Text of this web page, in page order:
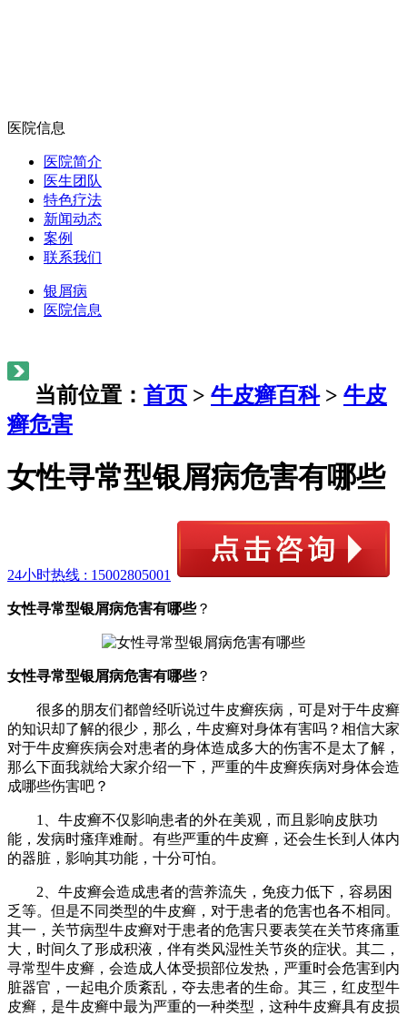
医院信息
医院简介
医生团队
特色疗法
新闻动态
案例
联系我们
银屑病
医院信息
当前位置： 首页 > 牛皮癣百科> 牛皮
癣危害
女性寻常型银屑病危害有哪些
24小时热线 : 15002805001
女性寻常型银屑病危害有哪些？
女性寻常型银屑病危害有哪些？
很多的朋友们都曾经听说过牛皮癣疾病，可是对于牛皮癣
的知识却了解的很少，那么，牛皮癣对身体有害吗？相信大家
对于牛皮癣疾病会对患者的身体造成多大的伤害不是太了解，
那么下面我就给大家介绍一下，严重的牛皮癣疾病对身体会造
成哪些伤害吧？
1、牛皮癣不仅影响患者的外在美观，而且影响皮肤功
能，发病时瘙痒难耐。有些严重的牛皮癣，还会生长到人体内
的器脏，影响其功能，十分可怕。
2、牛皮癣会造成患者的营养流失，免疫力低下，容易困
乏等。但是不同类型的牛皮癣，对于患者的危害也各不相同。
其一，关节病型牛皮癣对于患者的危害只要表笑在关节疼痛重
大，时间久了形成积液，伴有类风湿性关节炎的症状。其二，
寻常型牛皮癣，会造成人体受损部位发热，严重时会危害到内
脏器官，一起电介质紊乱，夺去患者的生命。其三，红皮型牛
皮癣，是牛皮癣中最为严重的一种类型，这种牛皮癣具有皮损